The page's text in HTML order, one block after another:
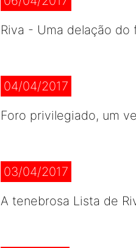
Riva - Uma delação do
04/04/2017
Foro privilegiado, um
03/04/2017
A tenebrosa Lista de